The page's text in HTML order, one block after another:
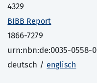
4329
BIBB Report
1866-7279
urn:nbn:de:0035-0558-0
deutsch / englisch